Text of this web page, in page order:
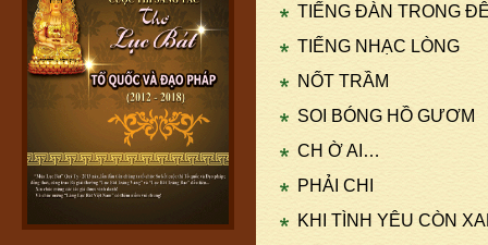
TIẾNG ĐÀN TRONG
TIẾNG NHẠC LÒNG
NỐT TRẦM
SOI BÓNG HỒ GƯƠM
CH Ờ AI…
PHẢI CHI
KHI TÌNH YÊU CÒN